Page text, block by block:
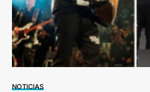
NOTICIAS